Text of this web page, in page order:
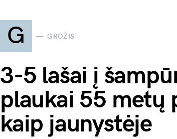
G GROŽIS
3-5 lašai į
plaukai 55 metų
kaip jaunystėje